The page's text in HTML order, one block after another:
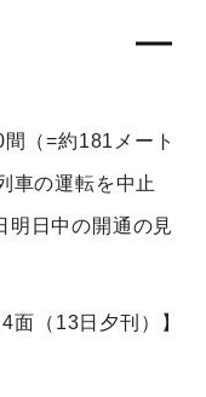
（=約181メート
車の運転を中止
明日中の開通の見
面（13日夕刊）】